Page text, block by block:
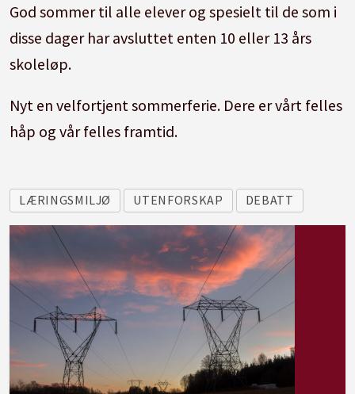
God sommer til alle elever og spesielt til de som i
disse dager har avsluttet enten 10 eller 13 års
skoleløp.
Nyt en velfortjent sommerferie. Dere er vårt felles
håp og vår felles framtid.
LÆRINGSMILJØ UTENFORSKAP DEBATT